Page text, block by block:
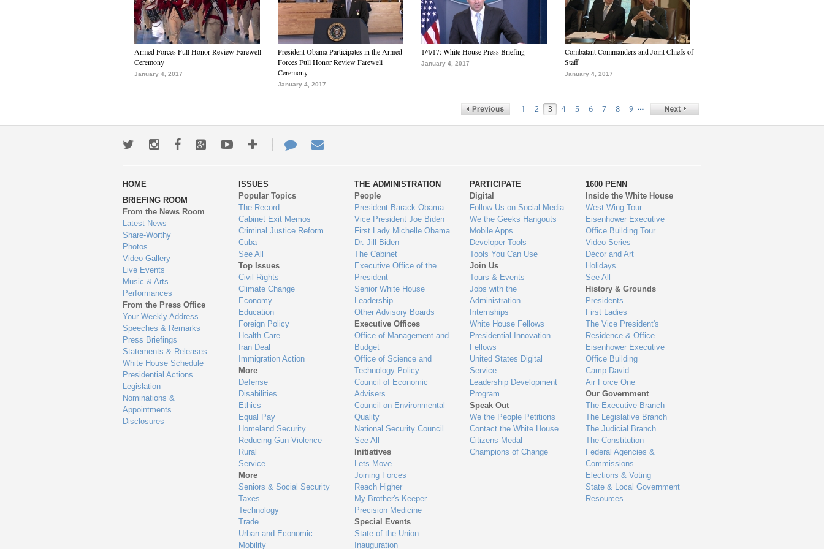
Armed Forces Full Honor Review Farewell
Ceremony
January 4, 2017
President Obama Participates in the Armed
Forces Full Honor Review Farewell
Ceremony
January 4, 2017
1/4/17: White House Press Briefing
January 4, 2017
Combatant Commanders and Joint Chiefs of
Staff
January 4, 2017
1 2 3 4 5 6 7 8 9 …